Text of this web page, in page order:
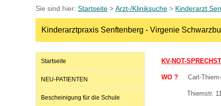
Das erste Jahr
Baby: U1 bis U6
Impfkalender
Notrufnummern
Notdienste
BMI-Rechner
Sie sind hier: Startseite > Arzt-/Kliniksuche > Kinderarzt
Kinderarztpraxis Senftenberg - Virgenie
Startseite
NEU-PATIENTEN
Bescheinigung für die Schule
KV-NOT-
WO ? Carl-